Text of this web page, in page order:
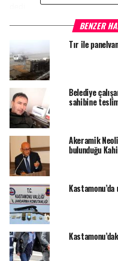
Ardından öğrencilerin
gösterileri ile sportif
salonda bulunan
Öğrenciler günün anlam ve
Program Daday Belediyesi
ve resmi geçit ile sona erdi.
Facebook Yorumları
SONRAKI HABER
Tosya Kaymakamlığı Aşevi
ÖNCEKI HABER
23 Nisan Tosya’da coşku ile
BENZER
Tır ile
Belediye
sahibine
Akeramik
bulunduğu